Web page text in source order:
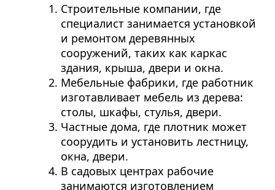
Строительные компании, где
специалист занимается установкой
и ремонтом деревянных
сооружений, таких как каркас
здания, крыша, двери и окна.
Мебельные фабрики, где работник
изготавливает мебель из дерева:
столы, шкафы, стулья, двери.
Частные дома, где плотник может
соорудить и установить лестницу,
окна, двери.
В садовых центрах рабочие
занимаются изготовлением